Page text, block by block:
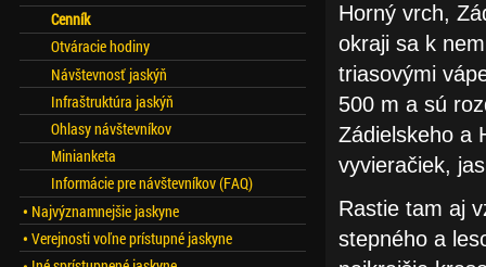
Horný vrch,
okraji sa k
triasovými
500 m a sú
Zádielskeho a
vyvieračiek,
Rastie tam aj
stepného a
Cenník
Otváracie hodiny
Návštevnosť jaskýň
Infraštruktúra jaskýň
Ohlasy návštevníkov
Minianketa
Informácie pre návštevníkov (FAQ)
Najvýznamnejšie jaskyne
Verejnosti voľne prístupné jaskyne